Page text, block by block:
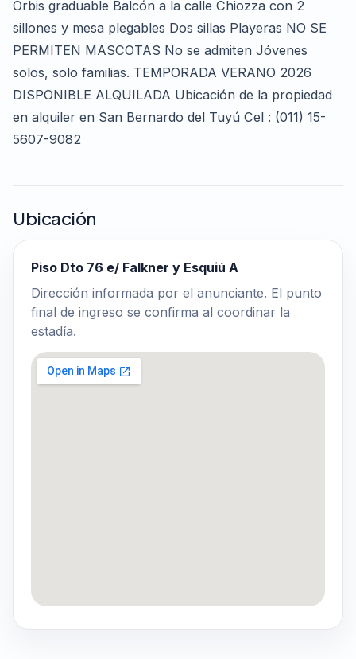
Orbis graduable Balcón a la calle Chiozza con 2
sillones y mesa plegables Dos sillas Playeras NO SE
PERMITEN MASCOTAS No se admiten Jóvenes
solos, solo familias. TEMPORADA VERANO 2026
DISPONIBLE ALQUILADA Ubicación de la propiedad
en alquiler en San Bernardo del Tuyú Cel : (011) 15-
5607-9082
Ubicación
Piso Dto 76 e/ Falkner y Esquiú A
Dirección informada por el anunciante. El punto
final de ingreso se confirma al coordinar la
estadía.